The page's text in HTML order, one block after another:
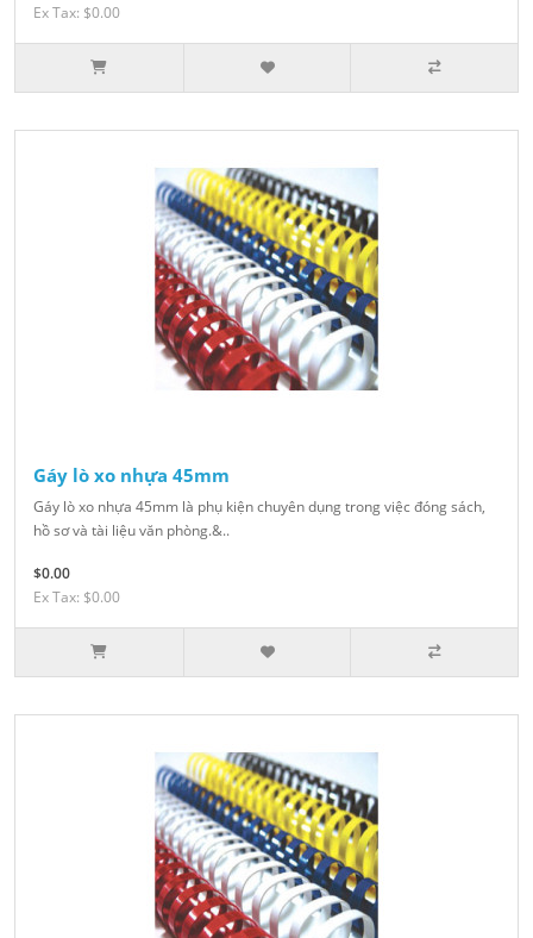
Ex Tax: $0.00
Gáy lò xo nhựa 45mm
Gáy lò xo nhựa 45mm là phụ kiện chuyên dụng trong việc đóng sách,
hồ sơ và tài liệu văn phòng.&..
$0.00
Ex Tax: $0.00